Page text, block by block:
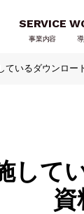
SERVICE
事業内容
ているダウンロー
して
資